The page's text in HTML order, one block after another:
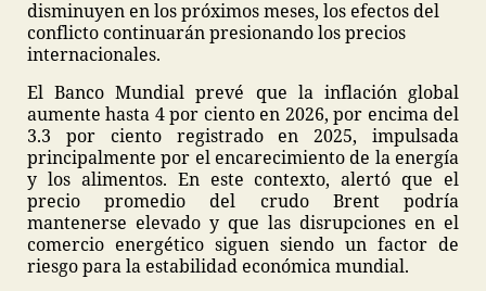
disminuyen en los próximos meses, los efectos del
conflicto continuarán presionando los precios
internacionales.
El Banco Mundial prevé que la inflación global
aumente hasta 4 por ciento en 2026, por encima del
3.3 por ciento registrado en 2025, impulsada
principalmente por el encarecimiento de la energía
y los alimentos. En este contexto, alertó que el
precio promedio del crudo Brent podría
mantenerse elevado y que las disrupciones en el
comercio energético siguen siendo un factor de
riesgo para la estabilidad económica mundial.